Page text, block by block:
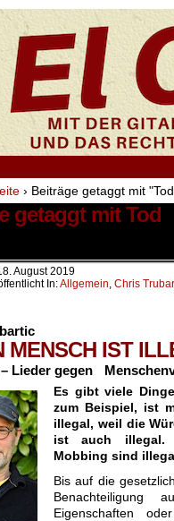
› Beiträge getaggt mit
getaggt mit Tod
August 2019
In:Allgemein, Chris
MENSCH IST
Lieder gegen
Es gibt viele
zum Beispiel, ist
illegal, weil die
ist auch illegal.
Mobbing sind
Bis auf die
Benachteiligung
Eigenschaften